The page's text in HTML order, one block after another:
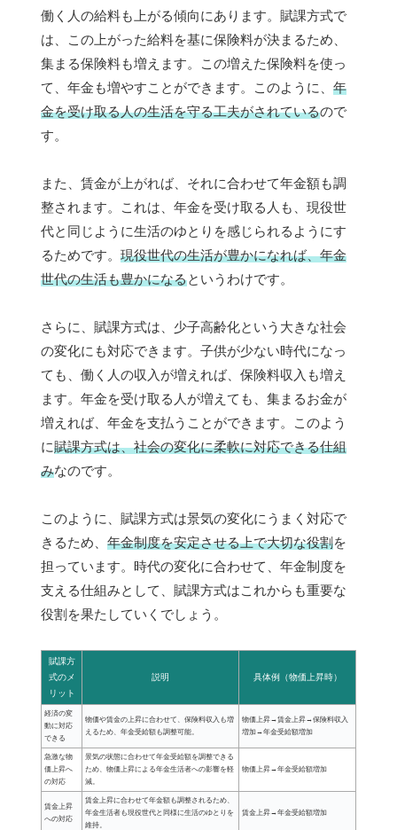
働く人の給料も上がる傾向にあります。賦課方式で
は、この上がった給料を基に保険料が決まるため、
集まる保険料も増えます。この増えた保険料を使っ
て、年金も増やすことができます。このように、 年
金を受け取る人の生活を守る工夫がされているので
す。
また、賃金が上がれば、それに合わせて年金額も調
整されます。これは、年金を受け取る人も、現役世
代と同じように生活のゆとりを感じられるようにす
るためです。 現役世代の生活が豊かになれば、年金
世代の生活も豊かになるというわけです。
さらに、賦課方式は、少子高齢化という大きな社会
の変化にも対応できます。子供が少ない時代になっ
ても、働く人の収入が増えれば、保険料収入も増え
ます。年金を受け取る人が増えても、集まるお金が
増えれば、年金を支払うことができます。このよう
に賦課方式は、社会の変化に柔軟に対応できる仕組
みなのです。
このように、賦課方式は景気の変化にうまく対応で
きるため、 年金制度を安定させる上で大切な役割を
担っています。時代の変化に合わせて、年金制度を
支える仕組みとして、賦課方式はこれからも重要な
役割を果たしていくでしょう。
賦課方
式のメ
リット
説明 具体例（物価上昇時）
経済の変
動に対応
できる
物価や賃金の上昇に合わせて、保険料収入も増
えるため、年金受給額も調整可能。
物価上昇→賃金上昇→保険料収入
増加→年金受給額増加
急激な物
価上昇へ
の対応
景気の状態に合わせて年金受給額を調整できる
ため、物価上昇による年金生活者への影響を軽
減。
物価上昇→年金受給額増加
賃金上昇
への対応
賃金上昇に合わせて年金額も調整されるため、
年金生活者も現役世代と同様に生活のゆとりを
維持。
賃金上昇→年金受給額増加